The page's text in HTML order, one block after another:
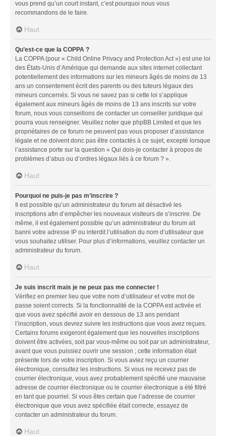
vous prend qu’un court instant, c’est pourquoi nous vous
recommandons de le faire.
Haut
Qu’est-ce que la COPPA ?
La COPPA (pour « Child Online Privacy and Protection Act ») est une loi
des États-Unis d’Amérique qui demande aux sites internet collectant
potentiellement des informations sur les mineurs âgés de moins de 13
ans un consentement écrit des parents ou des tuteurs légaux des
mineurs concernés. Si vous ne savez pas si cette loi s’applique
également aux mineurs âgés de moins de 13 ans inscrits sur votre
forum, nous vous conseillons de contacter un conseiller juridique qui
pourra vous renseigner. Veuillez noter que phpBB Limited et que les
propriétaires de ce forum ne peuvent pas vous proposer d’assistance
légale et ne doivent donc pas être contactés à ce sujet, excepté lorsque
l’assistance porte sur la question « Qui dois-je contacter à propos de
problèmes d’abus ou d’ordres légaux liés à ce forum ? ».
Haut
Pourquoi ne puis-je pas m’inscrire ?
Il est possible qu’un administrateur du forum ait désactivé les
inscriptions afin d’empêcher les nouveaux visiteurs de s’inscrire. De
même, il est également possible qu’un administrateur du forum ait
banni votre adresse IP ou interdit l’utilisation du nom d’utilisateur que
vous souhaitez utiliser. Pour plus d’informations, veuillez contacter un
administrateur du forum.
Haut
Je suis inscrit mais je ne peux pas me connecter !
Vérifiez en premier lieu que votre nom d’utilisateur et votre mot de
passe soient corrects. Si la fonctionnalité de la COPPA est activée et
que vous avez spécifié avoir en dessous de 13 ans pendant
l’inscription, vous devrez suivre les instructions que vous avez reçues.
Certains forums exigeront également que les nouvelles inscriptions
doivent être activées, soit par vous-même ou soit par un administrateur,
avant que vous puissiez ouvrir une session ; cette information était
présente lors de votre inscription. Si vous aviez reçu un courrier
électronique, consultez les instructions. Si vous ne recevez pas de
courrier électronique, vous avez probablement spécifié une mauvaise
adresse de courrier électronique ou le courrier électronique a été filtré
en tant que pourriel. Si vous êtes certain que l’adresse de courrier
électronique que vous avez spécifiée était correcte, essayez de
contacter un administrateur du forum.
Haut